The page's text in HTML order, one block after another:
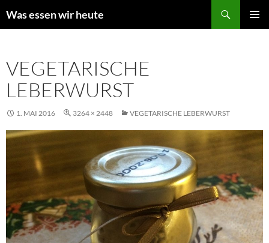
Inhalt
Was essen wir heute
VEGETARISCHE
LEBERWURST
1. MAI 2016 3264 × 2448 VEGETARISCHE LEBERWURST